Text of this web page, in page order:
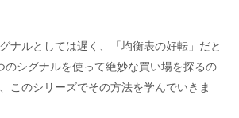
ナルとしては遅く、「均衡表の好転」だと
のシグナルを使って絶妙な買い場を探るの
このシリーズでその方法を学んでいきま